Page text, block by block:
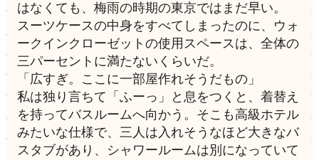
はなくても、梅雨の時期の東京ではまだ早い。
スーツケースの中身をすべてしまったのに、ウォ
ークインクローゼットの使用スペースは、全体の
三パーセントに満たないくらいだ。
「広すぎ。ここに一部屋作れそうだもの」
私は独り言ちて「ふーっ」と息をつくと、着替え
を持ってバスルームへ向かう。そこも高級ホテル
みたいな仕様で、三人は入れそうなほど大きなバ
スタブがあり、シャワールームは別になっていて